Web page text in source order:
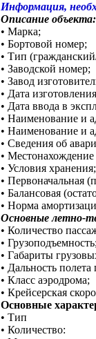
Информация,
Описание объекта:
• Марка;
• Бортовой номер;
• Тип
• Заводской номер;
• Завод
• Дата
• Дата ввода в
• Наименование и
• Наименование и
• Сведения об
• Местонахождение
• Условия хранения;
• Первоначальная
• Балансовая
• Норма
Основные летно-
• Количество
• Грузоподъемность;
• Габариты
• Дальность
• Класс аэродрома;
• Крейсерская
Основные
• Тип
• Количество: